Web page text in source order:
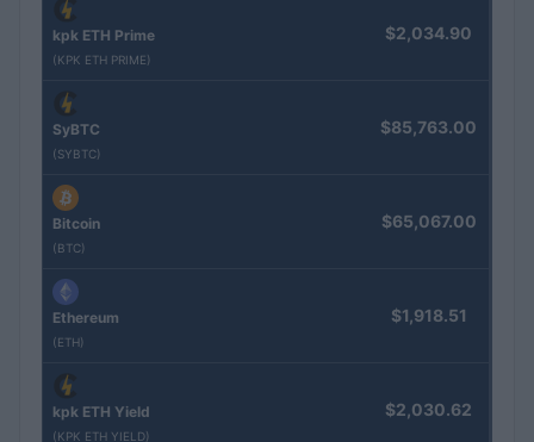
kpk ETH Prime
(KPK ETH PRIME)
$2,034.90
SyBTC
(SYBTC)
$85,763.00
Bitcoin
(BTC)
$65,067.00
Ethereum
(ETH)
$1,918.51
kpk ETH Yield
(KPK ETH YIELD)
$2,030.62